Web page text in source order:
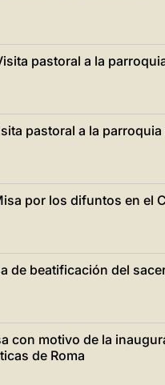
pastoral a la
pastoral a la
por los difuntos en el
de beatificación del
con motivo de la
de Roma